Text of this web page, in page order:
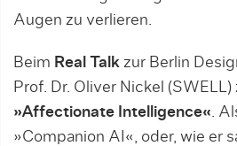
Augen zu verlieren.
Beim Real Talk zur Berlin
Prof. Dr. Oliver Nickel
»Affectionate Intelligence«.
»Companion AI«, oder, wie er